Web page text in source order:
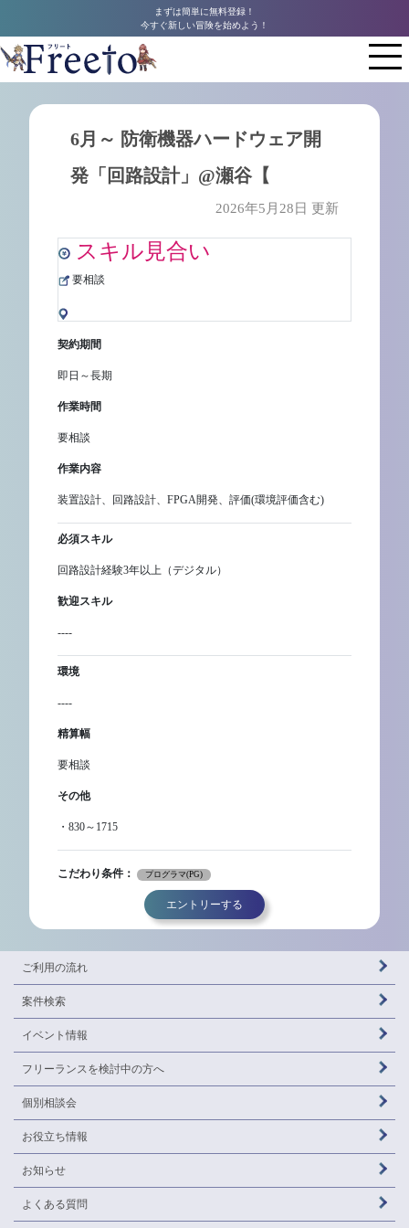
まずは簡単に無料登録！
今すぐ新しい冒険を始めよう！
6月～ 防衛機器ハードウェア開
発「回路設計」@瀬谷【
2026年5月28日 更新
スキル見合い
要相談
契約期間
即日～長期
作業時間
要相談
作業内容
装置設計、回路設計、FPGA開発、評価(環境評価含む)
必須スキル
回路設計経験3年以上（デジタル）
歓迎スキル
----
環境
----
精算幅
要相談
その他
・830～1715
こだわり条件： プログラマ(PG)
エントリーする
ご利用の流れ
案件検索
イベント情報
フリーランスを検討中の方へ
個別相談会
お役立ち情報
お知らせ
よくある質問